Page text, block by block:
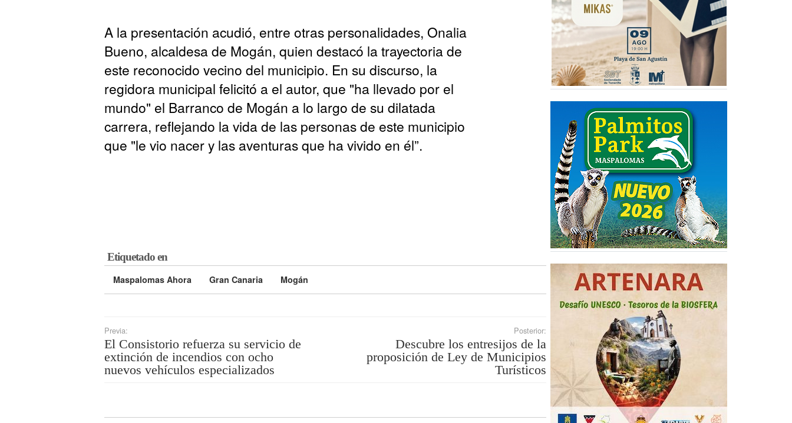
A la presentación acudió, entre otras personalidades, Onalia
Bueno, alcaldesa de Mogán, quien destacó la trayectoria de
este reconocido vecino del municipio. En su discurso, la
regidora municipal felicitó a el autor, que "ha llevado por el
mundo" el Barranco de Mogán a lo largo de su dilatada
carrera, reflejando la vida de las personas de este municipio
que "le vio nacer y las aventuras que ha vivido en él”.
Etiquetado en
Maspalomas Ahora Gran Canaria Mogán
Previa:
El Consistorio refuerza su servicio de
extinción de incendios con ocho
nuevos vehículos especializados
Posterior:
Descubre los entresijos de la
proposición de Ley de Municipios
Turísticos